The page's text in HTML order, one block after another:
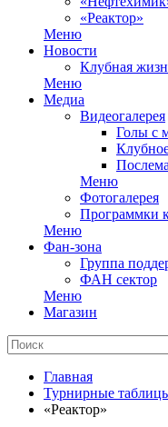
«Реактор»
Меню
Новости
Клубная
Меню
Медиа
Видеогалерея
Голы с
Меню
Фотогалерея
Программки
Меню
Фан-зона
Группа
ФАН сектор
Меню
Магазин
Главная
Турнирные
«Реактор»